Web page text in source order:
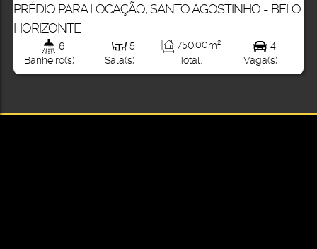
PRÉDIO PARA LOCAÇÃO, SANTO AGOSTINHO - BELO
HORIZONTE
6
Banheiro(s)
5
Sala(s)
Total:
750.00m²
4
Vaga(s)